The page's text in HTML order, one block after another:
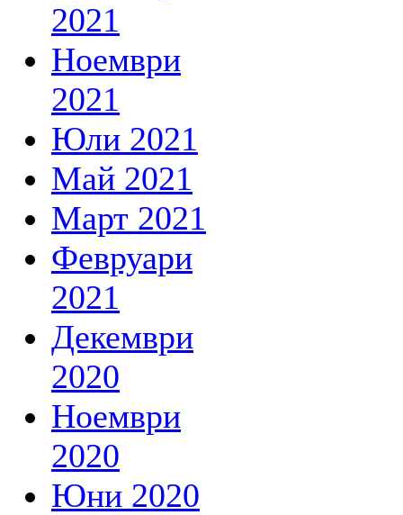
2021
Ноември
2021
Юли 2021
Май 2021
Март 2021
Февруари
2021
Декември
2020
Ноември
2020
Юни 2020